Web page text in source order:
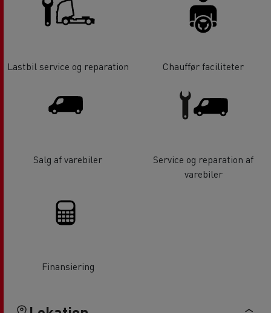
Lastbil service og reparation Chauffør faciliteter
Salg af varebiler
Service og reparation af
varebiler
Finansiering